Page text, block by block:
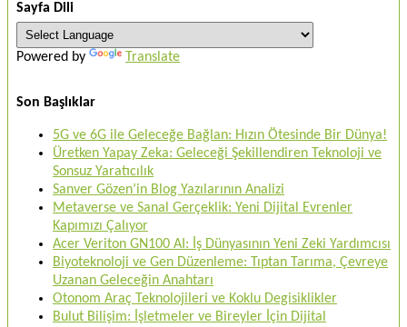
Sayfa Dili
Powered by Translate
Son Başlıklar
5G ve 6G ile Geleceğe Bağlan: Hızın Ötesinde Bir Dünya!
Üretken Yapay Zeka: Geleceği Şekillendiren Teknoloji ve
Sonsuz Yaratıcılık
Sanver Gözen’in Blog Yazılarının Analizi
Metaverse ve Sanal Gerçeklik: Yeni Dijital Evrenler
Kapımızı Çalıyor
Acer Veriton GN100 AI: İş Dünyasının Yeni Zeki Yardımcısı
Biyoteknoloji ve Gen Düzenleme: Tıptan Tarıma, Çevreye
Uzanan Geleceğin Anahtarı
Otonom Araç Teknolojileri ve Koklu Degisiklikler
Bulut Bilişim: İşletmeler ve Bireyler İçin Dijital